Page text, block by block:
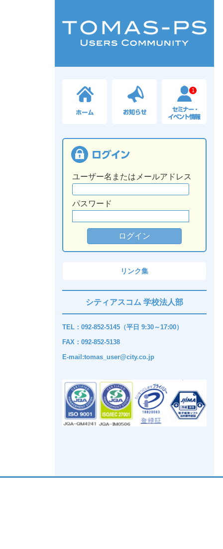
1
ユーザー名またはメールアドレス
パスワード
リンク集
シティアスコム 学校法人部
TEL：092-852-5145（平日 9:30～17:00）
FAX：092-852-5138
E-mail:tomas_user@city.co.jp